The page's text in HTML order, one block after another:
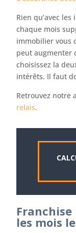
Rien qu’avec
chaque mois
immobilier vous
peut augmenter
choisissez la
intérêts. Il faut
Retrouvez notre
relais.
les mois